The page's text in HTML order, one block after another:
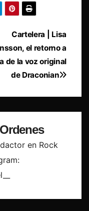
Cartelera | Lisa
el retorno a
de la voz original
de Draconian
en Rock